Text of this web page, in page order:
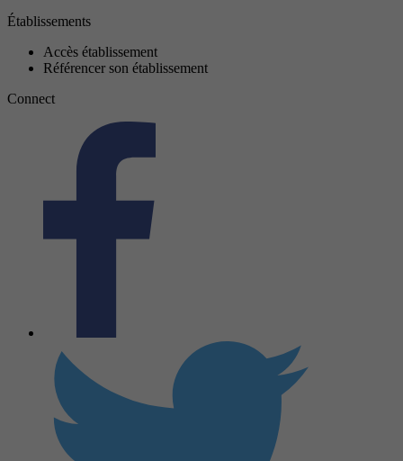
Établissements
Accès établissement
Référencer son établissement
Connect